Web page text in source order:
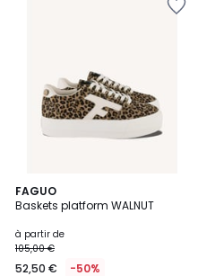
FAGUO
Baskets platform WALNUT
à partir de
105,00 €
52,50 € -50%
4
Couleurs